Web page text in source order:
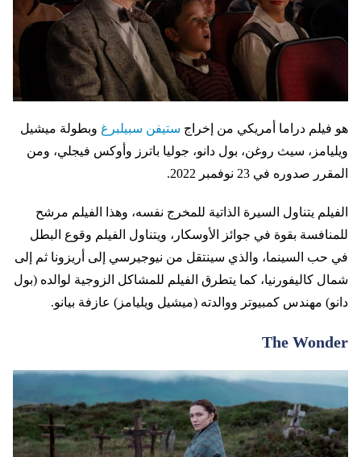
هو فيلم دراما أمريكي من إخراج ستيفن سبيلبرغ وبطولة ميشيل
ويليامز، سيث روغن، بول دانو، جوليا باترز وأوكس فيجلي، ومن
المقرر صدوره في 23 نوفمبر 2022.
الفيلم يتناول السيرة الذاتية للمخرج نفسه، وهذا الفيلم مرشح
للمنافسة بقوة في جوائز الأوسكار، ويتناول الفيلم وقوع البطل
في حب السينما، والذي سينتقل من نيوجيرسي إلى أريزونا ثم إلى
شمال كاليفورنيا، كما يتطرق الفيلم للمشاكل الزوجية لوالده (بول
دانو) مهندس كمبيوتر ووالدته (ميشيل ويليامز) عازفة بيانو.
The Wonder